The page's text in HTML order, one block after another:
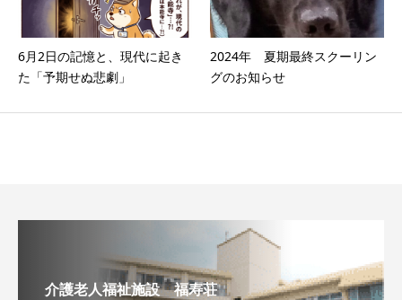
6月2日の記憶と、現代に起き
た「予期せぬ悲劇」
2024年 夏期最終スクーリン
グのお知らせ
介護老人福祉施設 福寿荘